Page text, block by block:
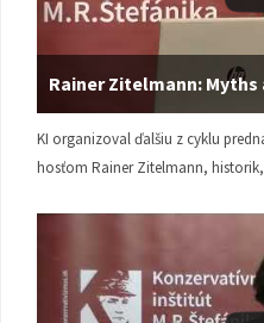
Rainer Zitelmann:
KI organizoval ďalšiu z cyklu
hosťom Rainer Zitelmann,